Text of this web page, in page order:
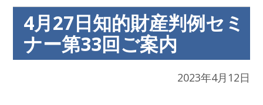
4月27日知的財産判例セミ
ナー第33回ご案内
2023年4月12日